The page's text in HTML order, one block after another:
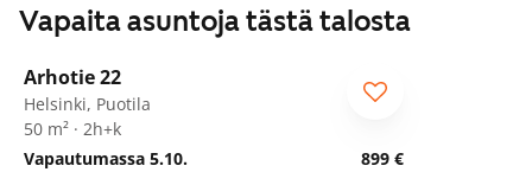
Vapaita asuntoja tästä talosta
/20
Arhotie 22
Helsinki, Puotila
50 m² · 2h+k
Vapautumassa 5.10.
899 €